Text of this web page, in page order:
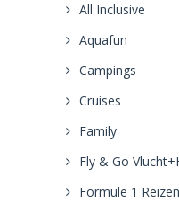
All Inclusive
Aquafun
Campings
Cruises
Family
Fly & Go
Formule 1 Reizen